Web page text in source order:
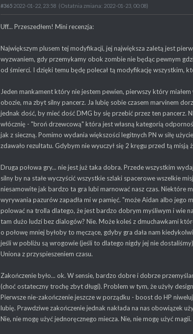
#365 2022-01-22, 23:58 (Ostatnia zmiana: 2022-01-23, 00:08)
Uff... Przeszedłem! Mini recenzja:
Największym plusem tej modyfikacji, jej największa zaletą jest
wyzwaniem, gdy przemykamy obok zombie nie będąc pewnym
od śmierci. I dzięki temu będę polecał tą modyfikację wszystkim,
Jeden mankament który nie jestem pewien, pierwszy który
obozie, ma zbyt silny pancerz. Ja lubię sobie czasem marvinem
jednak dość, by mieć dość DMG by się przebić przez ten
włócznię - "broń drzewcową" która jest własną kategorią
jak z sieczną. Pomimo wydania większości legitnych PN w siłę
zdawało rezultatu. Gdybym nie wyuczył się 2 kręgu przed tą
Druga połowa gry... nie jest już taka dobra. Przede wszystkim
silny by na stałe wyczyścić wszystkie szlaki spacerowe wszelkie
niesamowite jak bardzo ta gra lubi marnować nasz czas. Niektóre
wyrywania pazurów zapadła mi w pamięć. "może Aidan albo
polować na trolla dlatego, że jest bardzo dobrym myśliwym i wie
tam dużo ludzi bez dialogów? Nie. Może koleś z dmuchawkami
o połowę mniej byłoby to męczące, gdyby gra dała nam
jeśli w pobliżu są wrogowie (jeśli to dlatego nigdy jej nie
Uniona z przyspieszeniem czasu.
Zakończenie było... ok. W sensie, bardzo dobre i dobrze
(choć ostateczny trochę zbyt długi). Problem w tym, że użyły
Pierwsze nie-zakończenie jeszcze w porządku - boost do HP
lubię. Prawdziwe zakończenie jednak nakłada na nas obowiązek
Nie, nie mogę użyć jednoręcznego miecza. Nie, nie mogę użyć